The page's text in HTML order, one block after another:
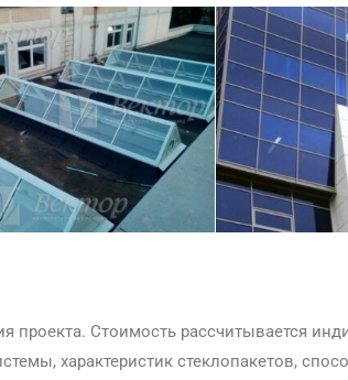
проекта. Стоимость рассчитывается
характеристик стеклопакетов,